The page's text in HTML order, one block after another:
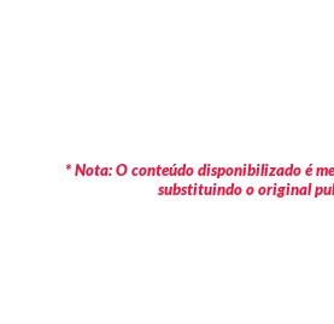
* Nota: O conteúdo disponibilizado é
substituindo o original